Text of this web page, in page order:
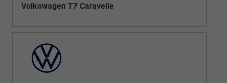
Volkswagen T7 Caravelle